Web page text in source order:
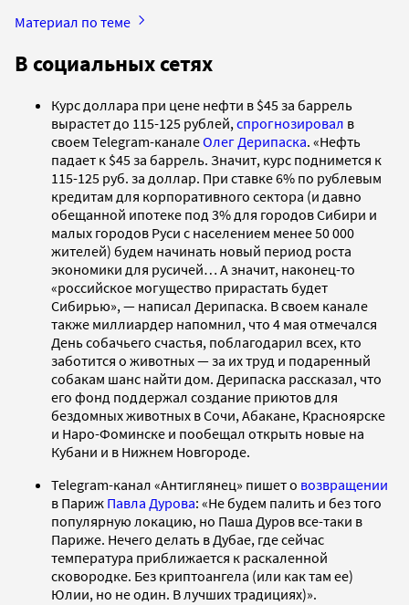
Материал по теме
В социальных сетях
Курс доллара при цене нефти в $45 за баррель
вырастет до 115-125 рублей,спрогнозировал в
своем Telegram-каналеОлег Дерипаска. «Нефть
падает к $45 за баррель. Значит, курс поднимется к
115-125 руб. за доллар. При ставке 6% по рублевым
кредитам для корпоративного сектора (и давно
обещанной ипотеке под 3% для городов Сибири и
малых городов Руси с населением менее 50 000
жителей) будем начинать новый период роста
экономики для русичей… А значит, наконец-то
«российское могущество прирастать будет
Сибирью», — написал Дерипаска. В своем канале
также миллиардер напомнил, что 4 мая отмечался
День собачьего счастья, поблагодарил всех, кто
заботится о животных — за их труд и подаренный
собакам шанс найти дом. Дерипаска рассказал, что
его фонд поддержал создание приютов для
бездомных животных в Сочи, Абакане, Красноярске
и Наро-Фоминске и пообещал открыть новые на
Кубани и в Нижнем Новгороде.
Telegram-канал «Антиглянец» пишет о возвращении
в Париж Павла Дурова: «Не будем палить и без того
популярную локацию, но Паша Дуров все-таки в
Париже. Нечего делать в Дубае, где сейчас
температура приближается к раскаленной
сковородке. Без криптоангела (или как там ее)
Юлии, но не один. В лучших традициях)».